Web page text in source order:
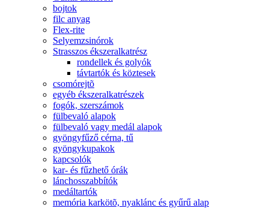
bojtok
filc anyag
Flex-rite
Selyemzsinórok
Strasszos ékszeralkatrész
rondellek és golyók
távtartók és köztesek
csomórejtõ
egyéb ékszeralkatrészek
fogók, szerszámok
fülbevaló alapok
fülbevaló vagy medál alapok
gyöngyfűző cérna, tű
gyöngykupakok
kapcsolók
kar- és fűzhető órák
lánchosszabbítók
medáltartók
memória karkötõ, nyaklánc és gyűrű alap